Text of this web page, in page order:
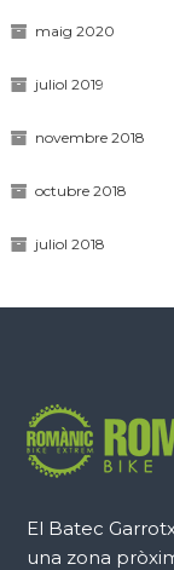
maig 2020
juliol 2019
novembre 2018
octubre 2018
juliol 2018
El Batec
una zona